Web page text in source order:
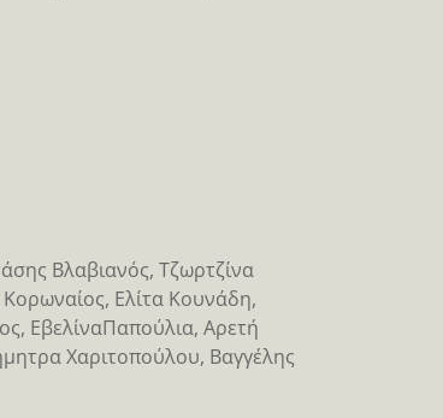
Βλαβιανός, Τζωρτζίνα
Ελίτα Κουνάδη,
ΕβελίναΠαπούλια, Αρετή
Χαριτοπούλου, Βαγγέλης